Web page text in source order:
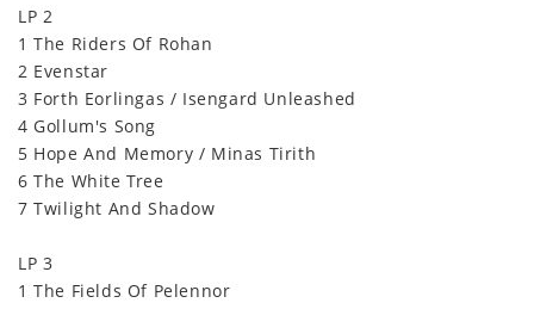
LP 2
1 The Riders Of Rohan
2 Evenstar
3 Forth Eorlingas / Isengard Unleashed
4 Gollum's Song
5 Hope And Memory / Minas Tirith
6 The White Tree
7 Twilight And Shadow
LP 3
1 The Fields Of Pelennor